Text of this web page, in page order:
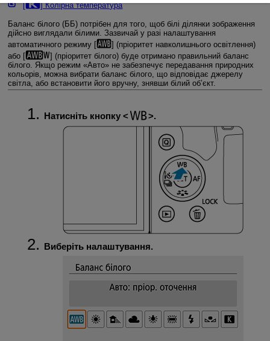
[ ] Колірна температура
Баланс білого (ББ) потрібен для того, щоб білі ділянки зображення
дійсно виглядали білими. Зазвичай у разі налаштування
автоматичного режиму [
] (пріоритет навколишнього освітлення)
або [
] (пріоритет білого) буде отримано правильний баланс
білого. Якщо режим «Авто» не забезпечує передавання природних
кольорів, можна вибрати баланс білого, що відповідає джерелу
світла, або встановити його вручну, знявши білий об’єкт.
Натисніть кнопку .
Виберіть налаштування.